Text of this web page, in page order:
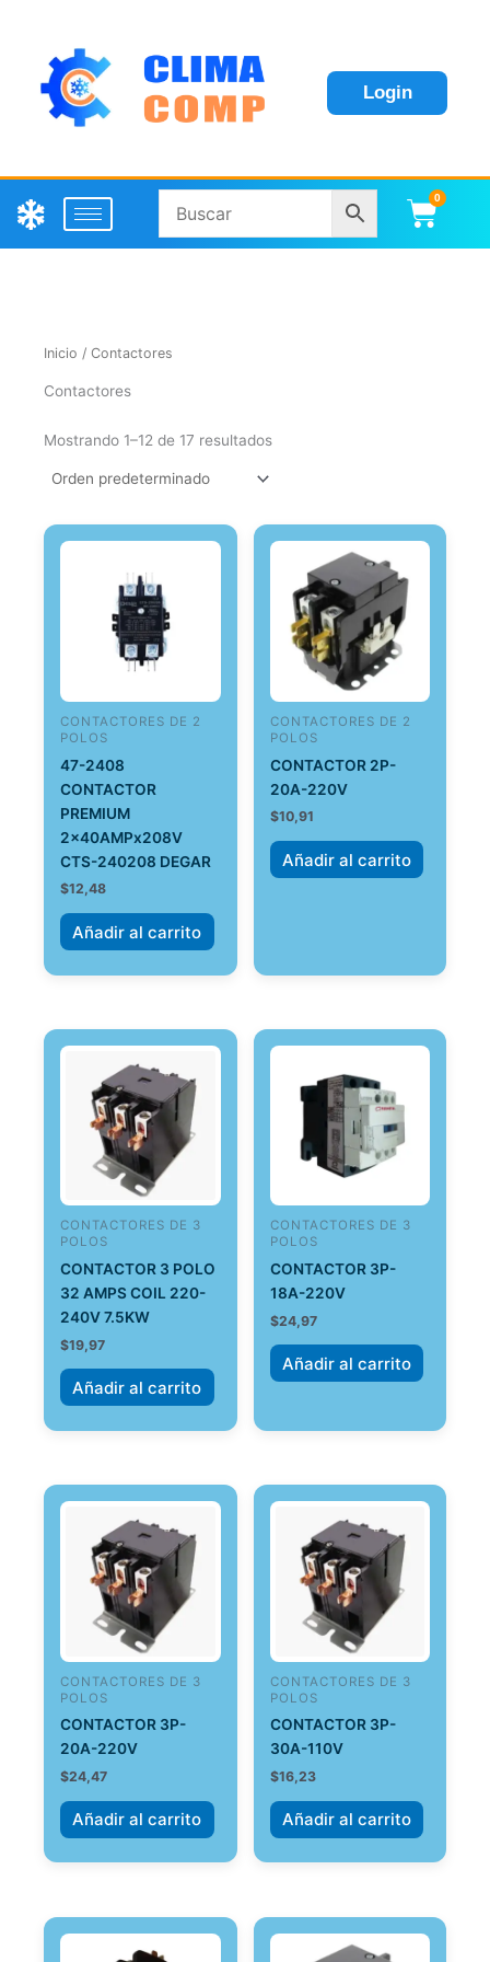
Login
0
Inicio / Contactores
Contactores
Mostrando 1–12 de 17 resultados
CONTACTORES DE 2
POLOS
47-2408
CONTACTOR
PREMIUM
2x40AMPx208V
CTS-240208 DEGAR
$12,48
Añadir al carrito
CONTACTORES DE 2
POLOS
CONTACTOR 2P-
20A-220V
$10,91
Añadir al carrito
CONTACTORES DE 3
POLOS
CONTACTOR 3 POLO
32 AMPS COIL 220-
240V 7.5KW
$19,97
Añadir al carrito
CONTACTORES DE 3
POLOS
CONTACTOR 3P-
18A-220V
$24,97
Añadir al carrito
CONTACTORES DE 3
POLOS
CONTACTOR 3P-
20A-220V
$24,47
Añadir al carrito
CONTACTORES DE 3
POLOS
CONTACTOR 3P-
30A-110V
$16,23
Añadir al carrito